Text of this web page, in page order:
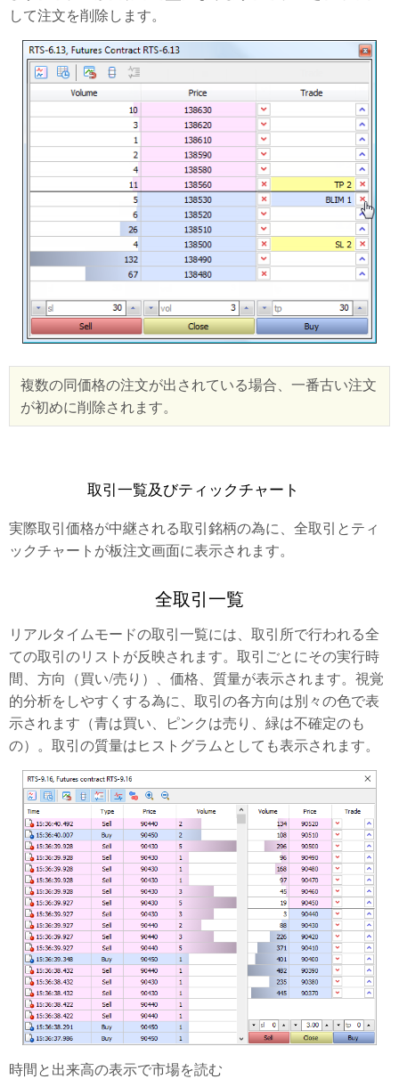
して注文を削除します。
複数の同価格の注文が出されている場合、一番古い注文
が初めに削除されます。
取引一覧及びティックチャート
実際取引価格が中継される取引銘柄の為に、全取引とティ
ックチャートが板注文画面に表示されます。
全取引一覧
リアルタイムモードの取引一覧には、取引所で行われる全
ての取引のリストが反映されます。取引ごとにその実行時
間、方向（買い/売り）、価格、質量が表示されます。視覚
的分析をしやすくする為に、取引の各方向は別々の色で表
示されます（青は買い、ピンクは売り、緑は不確定のも
の）。取引の質量はヒストグラムとしても表示されます。
時間と出来高の表示で市場を読む